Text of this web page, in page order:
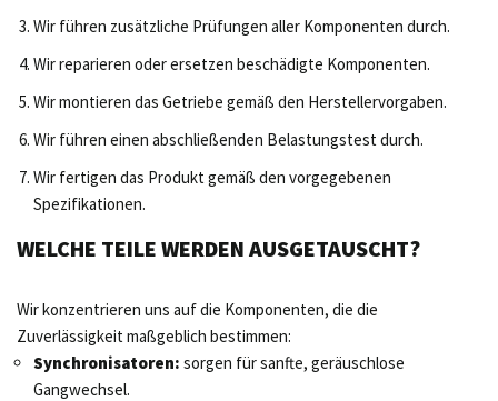
Wir führen zusätzliche Prüfungen aller Komponenten durch.
Wir reparieren oder ersetzen beschädigte Komponenten.
Wir montieren das Getriebe gemäß den Herstellervorgaben.
Wir führen einen abschließenden Belastungstest durch.
Wir fertigen das Produkt gemäß den vorgegebenen
Spezifikationen.
WELCHE TEILE WERDEN AUSGETAUSCHT?
Wir konzentrieren uns auf die Komponenten, die die
Zuverlässigkeit maßgeblich bestimmen:
Synchronisatoren: sorgen für sanfte, geräuschlose
Gangwechsel.